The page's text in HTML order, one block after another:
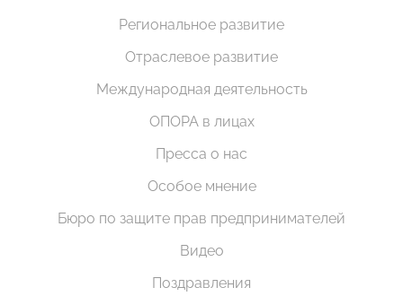
Региональное развитие
Отраслевое развитие
Международная деятельность
ОПОРА в лицах
Пресса о нас
Особое мнение
Бюро по защите прав предпринимателей
Видео
Поздравления